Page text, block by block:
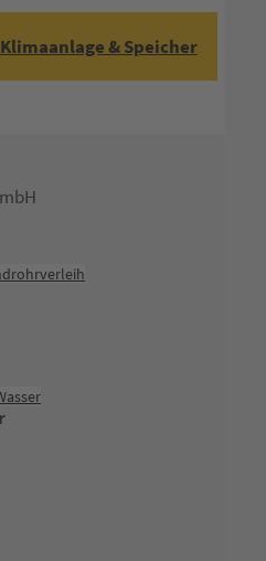
& Speicher